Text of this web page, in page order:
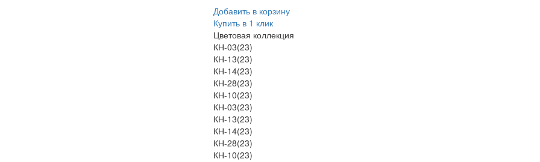
Добавить в корзину
Купить в 1 клик
Цветовая коллекция
КН-03(23)
КН-13(23)
КН-14(23)
КН-28(23)
КН-10(23)
КН-03(23)
КН-13(23)
КН-14(23)
КН-28(23)
КН-10(23)